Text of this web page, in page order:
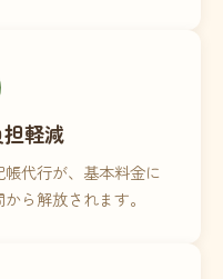
軽減
代行が、基本料金に
ら解放されます。